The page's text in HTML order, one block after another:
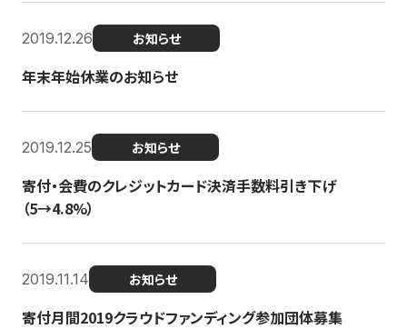
2019.12.26 お知らせ
年末年始休業のお知らせ
2019.12.25 お知らせ
寄付・会費のクレジットカード決済手数料引き下げ
（5→4.8%）
2019.11.14 お知らせ
寄付月間2019クラウドファンディング参加団体募集